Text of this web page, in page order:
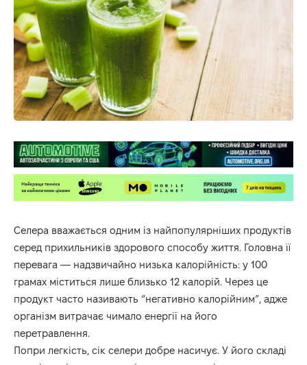
Селера вважається одним із найпопулярніших продуктів
серед прихильників здорового способу життя. Головна її
перевага — надзвичайно низька калорійність: у 100
грамах міститься лише близько 12 калорій. Через це
продукт часто називають “негативно калорійним”, адже
організм витрачає чимало енергії на його
перетравлення.
Попри легкість, сік селери добре насичує. У його складі